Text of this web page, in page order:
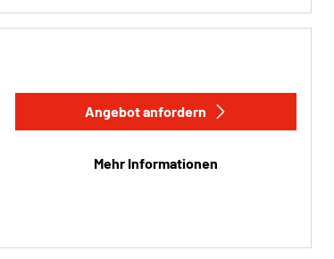
Angebot anfordern
Mehr Informationen